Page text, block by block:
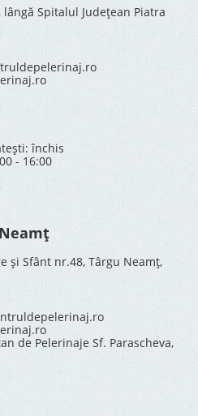
Spitalul Județean Piatra
închis
- 16:00
și Sfânt nr.48, Târgu Neamț,
de Pelerinaje Sf. Parascheva,